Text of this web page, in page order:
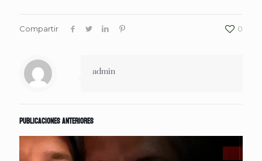
Compartir 0
admin
Publicaciones anteriores